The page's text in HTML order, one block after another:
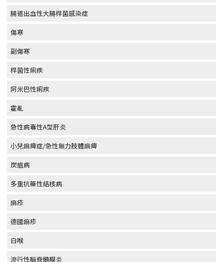
腸道出血性大腸桿菌感染症
傷寒
副傷寒
桿菌性痢疾
阿米巴性痢疾
霍亂
急性病毒性A型肝炎
小兒麻痺症/急性無力肢體麻痺
炭疽病
多重抗藥性結核病
麻疹
德國麻疹
白喉
流行性腦脊髓膜炎